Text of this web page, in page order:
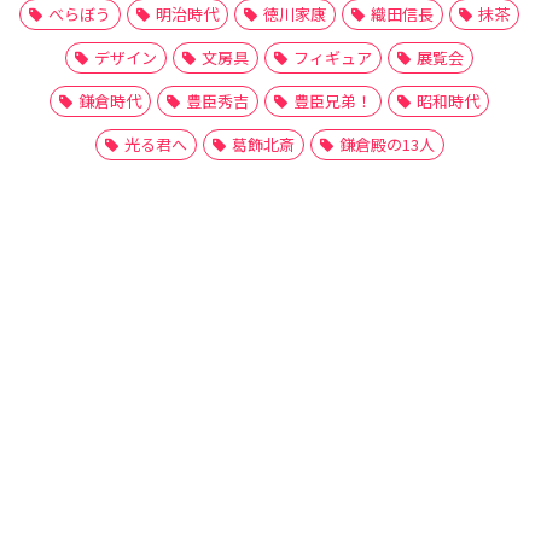
べらぼう
明治時代 徳川家康 織田信長
抹茶
デザイン
文房具 フィギュア
展覧会
鎌倉時代
豊臣秀吉 豊臣兄弟！
昭和時代
光る君へ
葛飾北斎 鎌倉殿の13人